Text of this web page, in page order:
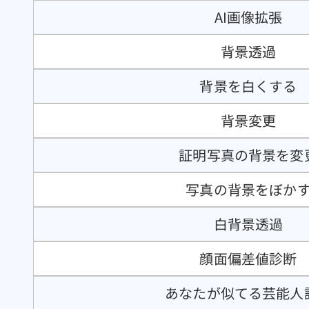
AI画像拡張
背景透過
背景を白くする
背景変更
証明写真の背景を変
写真の背景をぼか
白背景透過
顔面偏差値診断
あなたが似てる芸能人